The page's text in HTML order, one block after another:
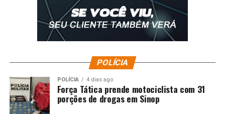
Rodrigo Antonio Garcia assume Secretaria Municipal de
Esportes com foco na ampliação de projetos e
fortalecimento do esporte
Assistência Social conclui curso de Pintura de Obras
Imobiliárias e celebra formação de novos profissionais
POLÍCIA
POLÍCIA 4 dias ago
Força Tática prende motociclista com 31
porções de drogas em Sinop